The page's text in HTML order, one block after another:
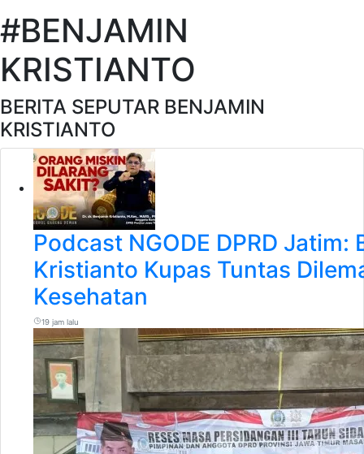
#BENJAMIN
KRISTIANTO
BERITA SEPUTAR BENJAMIN
KRISTIANTO
Podcast NGODE DPRD Jatim:
Kristianto Kupas Tuntas
Kesehatan
19 jam lalu